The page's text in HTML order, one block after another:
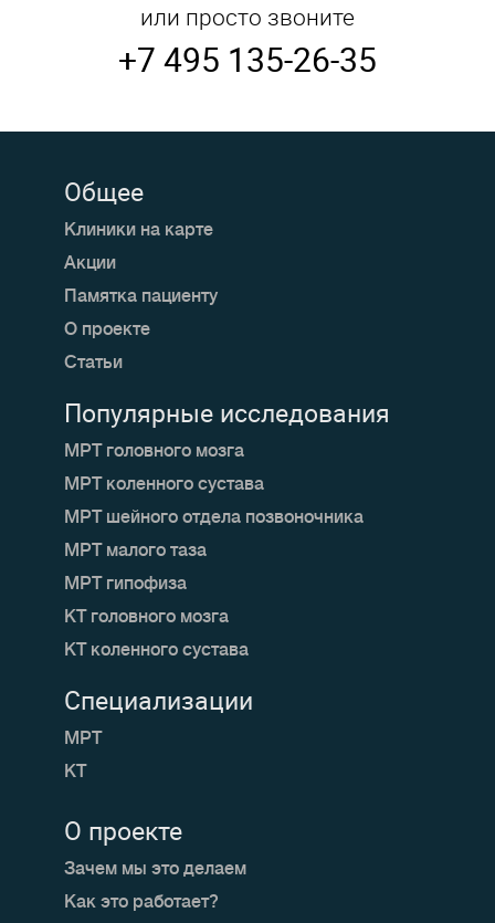
или просто звоните
+7 495 135-26-35
О проекте
Зачем мы это делаем
Как это работает?
Общее
Клиники на карте
Акции
Памятка пациенту
О проекте
Статьи
Специализации
МРТ
КТ
Популярные исследования
МРТ головного мозга
МРТ коленного сустава
МРТ шейного отдела позвоночника
МРТ малого таза
МРТ гипофиза
КТ головного мозга
КТ коленного сустава